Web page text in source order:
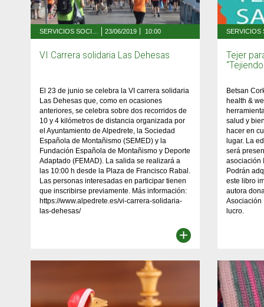
SERVICIOS SOCIALES, FAMILIA Y MAYORES 23/06/2019 10:00
VI Carrera solidaria Las Dehesas
El 23 de junio se celebra la VI carrera solidaria
Las Dehesas que, como en ocasiones
anteriores, se celebra sobre dos recorridos de
10 y 4 kilómetros de distancia organizada por
el Ayuntamiento de Alpedrete, la Sociedad
Española de Montañismo (SEMED) y la
Fundación Española de Montañismo y Deporte
Adaptado (FEMAD). La salida se realizará a
las 10:00 h desde la Plaza de Francisco Rabal.
Las personas interesadas en participar tienen
que inscribirse previamente. Más información:
https://www.alpedrete.es/vi-carrera-solidaria-
las-dehesas/
+
Tejer
Betsan
health &
salud y
hacer en
lugar. La
será
asociación
Podrán
este libro
autora
Asociación
lucro.